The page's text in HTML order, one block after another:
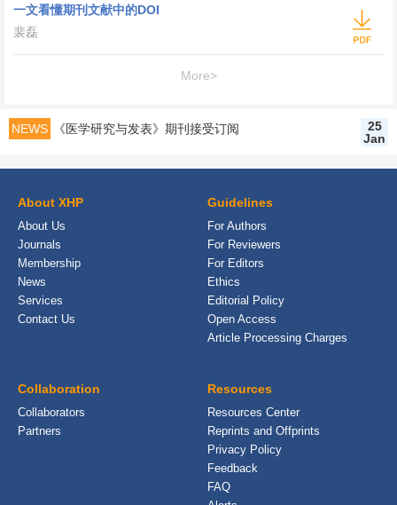
一文看懂期刊文献中的DOI
裴磊
More>
NEWS 《医学研究与发表》期刊接受订阅
25
Jan
About XHP
About Us
Journals
Membership
News
Services
Contact Us
Guidelines
For Authors
For Reviewers
For Editors
Ethics
Editorial Policy
Open Access
Article Processing Charges
Collaboration
Collaborators
Partners
Resources
Resources Center
Reprints and Offprints
Privacy Policy
Feedback
FAQ